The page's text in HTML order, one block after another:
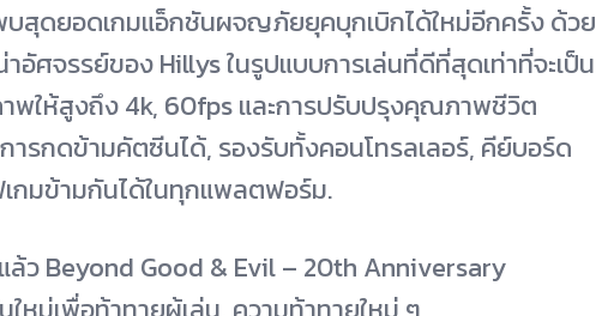
บสุดยอดเกมแอ็กชันผจญภัยยุคบุกเบิกได้ใหม่อีกครั้ง ด้วย
อัศจรรย์ของ Hillys ในรูปแบบการเล่นที่ดีที่สุดเท่าที่จะเป็น
พให้สูงถึง 4k, 60fps และการปรับปรุงคุณภาพชีวิต
ารกดข้ามคัตซีนได้, รองรับทั้งคอนโทรลเลอร์, คีย์บอร์ด
เกมข้ามกันได้ในทุกแพลตฟอร์ม.
ล้ว Beyond Good & Evil – 20th Anniversary